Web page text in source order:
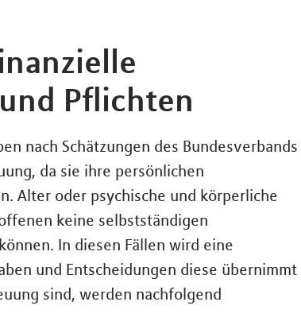
Pflichten
nach Schätzungen des Bundesverbands
da sie ihre persönlichen
Alter oder psychische und körperliche
keine selbstständigen
In diesen Fällen wird eine
und Entscheidungen diese übernimmt
sind, werden nachfolgend